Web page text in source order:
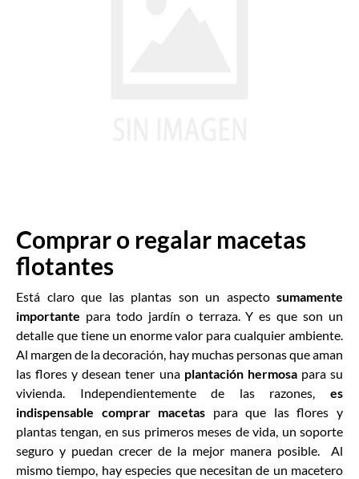
Comprar o regalar macetas
flotantes
Está claro que las plantas son un aspectosumamente
importante para todo jardín o terraza. Y es que son un
detalle que tiene un enorme valor para cualquier ambiente.
Al margen de la decoración, hay muchas personas que aman
las flores y desean tener unaplantación hermosa para su
vivienda. Independientemente de las razones, es
indispensable comprar macetas para que las flores y
plantas tengan, en sus primeros meses de vida, un soporte
seguro y puedan crecer de la mejor manera posible. Al
mismo tiempo, hay especies que necesitan de un macetero